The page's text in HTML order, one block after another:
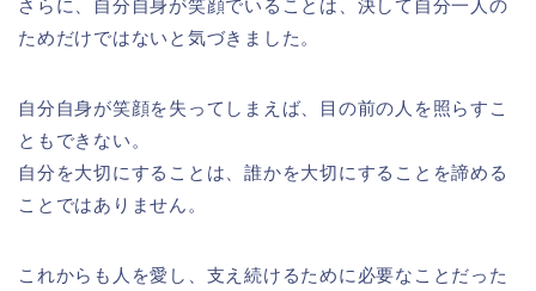
さらに、自分自身が笑顔でいることは、決して自分一人の
ためだけではないと気づきました。
自分自身が笑顔を失ってしまえば、目の前の人を照らすこ
ともできない。
自分を大切にすることは、誰かを大切にすることを諦める
ことではありません。
これからも人を愛し、支え続けるために必要なことだった